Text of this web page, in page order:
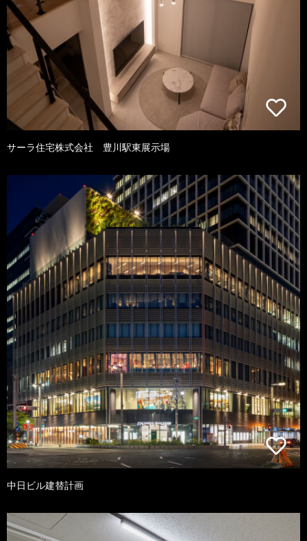
サーラ住宅株式会社 豊川駅東展示場
中日ビル建替計画